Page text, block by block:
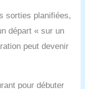
de vagues,
surfer
de 6 à 8
sorties planifiées,
départ « sur un
peut devenir
pour débuter